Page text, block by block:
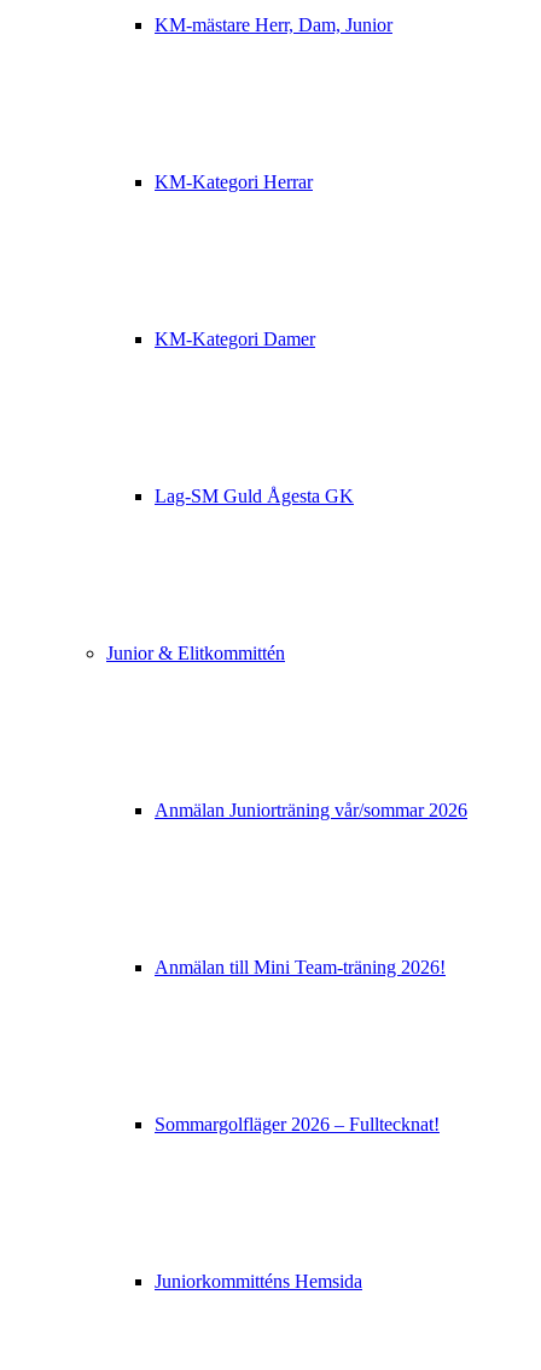
KM-mästare Herr, Dam, Junior
KM-Kategori Herrar
KM-Kategori Damer
Lag-SM Guld Ågesta GK
Junior & Elitkommittén
Anmälan Juniorträning vår/sommar 2026
Anmälan till Mini Team-träning 2026!
Sommargolfläger 2026 – Fulltecknat!
Juniorkommitténs Hemsida